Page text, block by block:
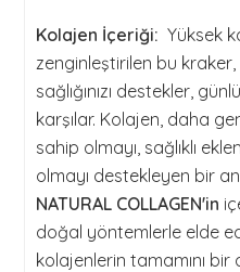
Kolajen İçeriği:Yüksek
zenginleştirilen bu
sağlığınızı destekler,
karşılar. Kolajen, daha
sahip olmayı, sağlıklı
olmayı destekleyen bir
NATURAL COLLAGEN'in
doğal yöntemlerle elde
kolajenlerin tamamını bir